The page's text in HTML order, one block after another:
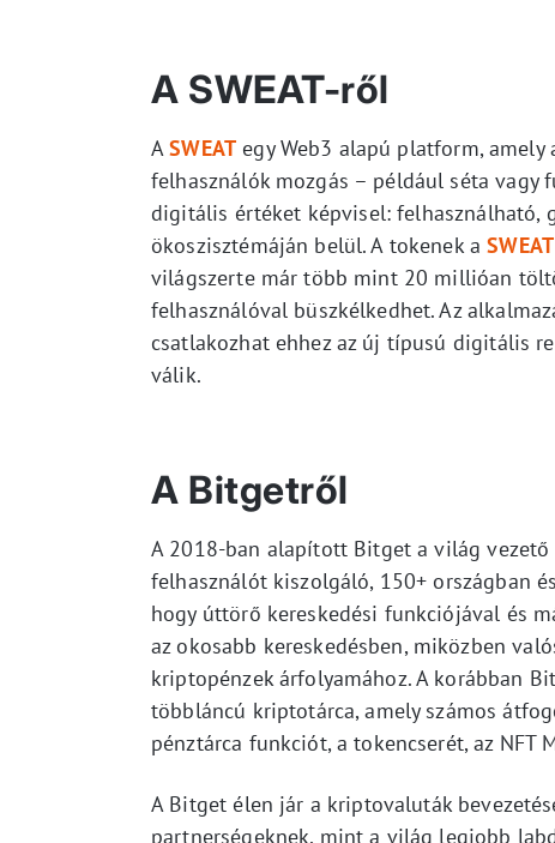
A SWEAT-ről
ASWEAT egy Web3 alapú platform,
felhasználók mozgás – például séta vagy
digitális értéket képvisel: felhasználható,
ökoszisztémáján belül. A tokenek a
világszerte már több mint 20 millióan
felhasználóval büszkélkedhet. Az
csatlakozhat ehhez az új típusú digitális
válik.
A Bitgetről
A 2018-ban alapított Bitget a világ vezető
felhasználót kiszolgáló, 150+ országban
hogy úttörő kereskedési funkciójával és
az okosabb kereskedésben, miközben
kriptopénzek árfolyamához. A korábban
többláncú kriptotárca, amely számos
pénztárca funkciót, a tokencserét, az NFT
A Bitget élen jár a kriptovaluták
partnerségeknek, mint a világ legjobb